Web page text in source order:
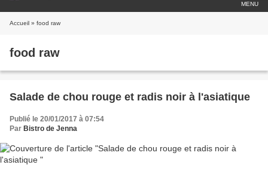
MENU
Accueil » food raw
food raw
Salade de chou rouge et radis noir à l'asiatique
Publié le 20/01/2017 à 07:54
Par Bistro de Jenna